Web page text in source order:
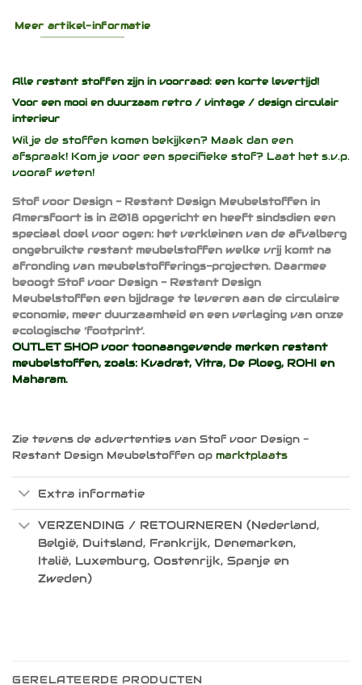
Meer artikel-informatie
Alle restant stoffen zijn in voorraad: een korte levertijd!
Voor een mooi en duurzaam retro / vintage / design circulair
interieur
Wil je de stoffen komen bekijken? Maak dan een
afspraak! Kom je voor een specifieke stof? Laat het s.v.p.
vooraf weten!
Stof voor Design - Restant Design Meubelstoffen in
Amersfoort is in 2018 opgericht en heeft sindsdien een
speciaal doel voor ogen: het verkleinen van de afvalberg
ongebruikte restant meubelstoffen welke vrij komt na
afronding van meubelstofferings-projecten. Daarmee
beoogt Stof voor Design - Restant Design
Meubelstoffen een bijdrage te leveren aan de circulaire
economie, meer duurzaamheid en een verlaging van onze
ecologische ‘footprint’.
OUTLET SHOP voor toonaangevende merken restant
meubelstoffen, zoals: Kvadrat, Vitra, De Ploeg, ROHI en
Maharam.
Zie tevens de advertenties van Stof voor Design -
Restant Design Meubelstoffen op marktplaats
Extra informatie
VERZENDING / RETOURNEREN (Nederland,
België, Duitsland, Frankrijk, Denemarken,
Italië, Luxemburg, Oostenrijk, Spanje en
Zweden)
GERELATEERDE PRODUCTEN